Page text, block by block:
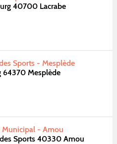
40700 Lacrabe
Sports - Mesplède
64370 Mesplède
Municipal - Amou
Sports 40330 Amou